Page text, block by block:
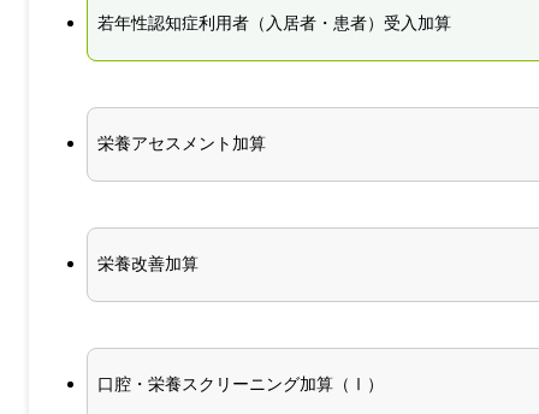
若年性認知症利用者（入居者・患者）受入加算
栄養アセスメント加算
栄養改善加算
口腔・栄養スクリーニング加算（Ⅰ）